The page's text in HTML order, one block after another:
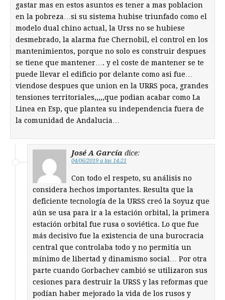
gastar mas en estos asuntos es tener a mas poblacion
en la pobreza…si su sistema hubise triunfado como el
modelo dual chino actual, la Urss no se hubiese
desmebrado, la alarma fue Chernobil, el control en los
mantenimientos, porque no solo es construir despues
se tiene que mantener…. y el coste de mantener se te
puede llevar el edificio por delante como asi fue…
viendose despues que union en la URRS poca, grandes
tensiones territoriales,,,,,que podian acabar como La
Linea en Esp, que plantea su independencia fuera de
la comunidad de Andalucia…
José A García dice:
04/06/2019 a las 14:21
Con todo el respeto, su análisis no
considera hechos importantes. Resulta que la
deficiente tecnología de la URSS creó la Soyuz que
aún se usa para ir a la estación orbital, la primera
estación orbital fue rusa o soviética. Lo que fue
más decisivo fue la existencia de una burocracia
central que controlaba todo y no permitía un
mínimo de libertad y dinamismo social… Por otra
parte cuando Gorbachev cambió se utilizaron sus
cesiones para destruir la URSS y las reformas que
podían haber mejorado la vida de los rusos y